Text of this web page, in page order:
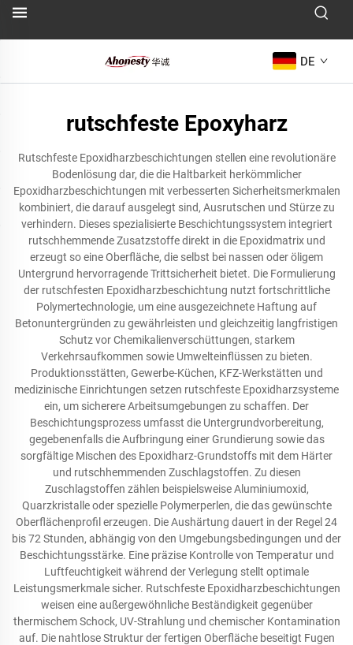
DE
rutschfeste Epoxyharz
Rutschfeste Epoxidharzbeschichtungen stellen eine revolutionäre
Bodenlösung dar, die die Haltbarkeit herkömmlicher
Epoxidharzbeschichtungen mit verbesserten Sicherheitsmerkmalen
kombiniert, die darauf ausgelegt sind, Ausrutschen und Stürze zu
verhindern. Dieses spezialisierte Beschichtungssystem integriert
rutschhemmende Zusatzstoffe direkt in die Epoxidmatrix und
erzeugt so eine Oberfläche, die selbst bei nassen oder öligem
Untergrund hervorragende Trittsicherheit bietet. Die Formulierung
der rutschfesten Epoxidharzbeschichtung nutzt fortschrittliche
Polymertechnologie, um eine ausgezeichnete Haftung auf
Betonuntergründen zu gewährleisten und gleichzeitig langfristigen
Schutz vor Chemikalienverschüttungen, starkem
Verkehrsaufkommen sowie Umwelteinflüssen zu bieten.
Produktionsstätten, Gewerbe-Küchen, KFZ-Werkstätten und
medizinische Einrichtungen setzen rutschfeste Epoxidharzsysteme
ein, um sicherere Arbeitsumgebungen zu schaffen. Der
Beschichtungsprozess umfasst die Untergrundvorbereitung,
gegebenenfalls die Aufbringung einer Grundierung sowie das
sorgfältige Mischen des Epoxidharz-Grundstoffs mit dem Härter
und rutschhemmenden Zuschlagstoffen. Zu diesen
Zuschlagstoffen zählen beispielsweise Aluminiumoxid,
Quarzkristalle oder spezielle Polymerperlen, die das gewünschte
Oberflächenprofil erzeugen. Die Aushärtung dauert in der Regel 24
bis 72 Stunden, abhängig von den Umgebungsbedingungen und der
Beschichtungsstärke. Eine präzise Kontrolle von Temperatur und
Luftfeuchtigkeit während der Verlegung stellt optimale
Leistungsmerkmale sicher. Rutschfeste Epoxidharzbeschichtungen
weisen eine außergewöhnliche Beständigkeit gegenüber
thermischem Schock, UV-Strahlung und chemischer Kontamination
auf. Die nahtlose Struktur der fertigen Oberfläche beseitigt Fugen